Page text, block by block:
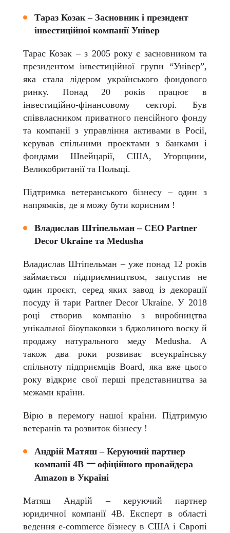
Тараз Козак – Засновник і президент
інвестиційної компанії Універ
Тарас Козак – з 2005 року є засновником та
президентом інвестиційної групи “Універ”,
яка стала лідером українського фондового
ринку. Понад 20 років працює в
інвестиційно-фінансовому секторі. Був
співвласником приватного пенсійного фонду
та компанії з управління активами в Росії,
керував спільними проектами з банками і
фондами Швейцарії, США, Угорщини,
Великобританії та Польщі.
Підтримка ветеранського бізнесу – один з
напрямків, де я можу бути корисним !
Владислав Штіпельман – CEO Partner
Decor Ukraine та Medusha
Владислав Штіпельман – уже понад 12 років
займається підприємництвом, запустив не
один проєкт, серед яких завод із декорації
посуду й тариPartner Decor Ukraine.У 2018
році створив компанію з виробництва
унікальної біоупаковки з бджолиного воску й
продажу натурального меду Medusha. А
також два роки розвиває всеукраїнську
спільноту підприємців Board, яка вже цього
року відкриє свої перші представництва за
межами країни.
Вірю в перемогу нашої країни. Підтримую
ветеранів та розвиток бізнесу !
Андрій Матяш – Керуючий партнер
компанії 4B 一 офіційного провайдера
Amazon в Україні
Матяш Андрій – керуючий партнер
юридичної компанії 4В. Експерт в області
ведення e-commerce бізнесу в США і Європі